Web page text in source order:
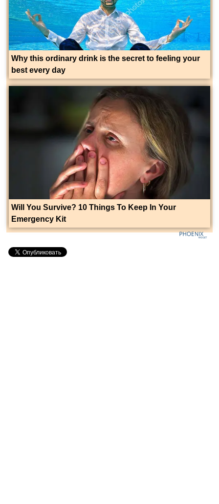
Why this ordinary drink is the secret to feeling your
best every day
Will You Survive? 10 Things To Keep In Your
Emergency Kit